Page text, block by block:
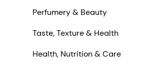
Perfumery & Beauty
Taste, Texture & Health
Health, Nutrition & Care